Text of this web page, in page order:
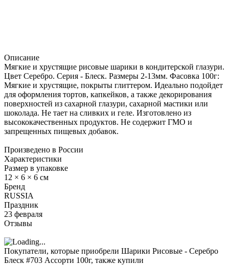
Описание
Мягкие и хрустящие рисовые шарики в кондитерской глазури.
Цвет Серебро. Серия - Блеск. Размеры 2-13мм. Фасовка 100г:
Мягкие и хрустящие, покрыты глиттером. Идеально подойдет
для оформления тортов, капкейков, а также декорирования
поверхностей из сахарной глазури, сахарной мастики или
шоколада. Не тает на сливких и геле. Изготовлено из
высококачественных продуктов. Не содержит ГМО и
запрещенных пищевых добавок.
Произведено в России
Характеристики
Размер в упаковке
12 × 6 × 6 см
Бренд
RUSSIA
Праздник
23 февраля
Отзывы
Покупатели, которые приобрели Шарики Рисовые - Серебро
Блеск #703 Ассорти 100г, также купили